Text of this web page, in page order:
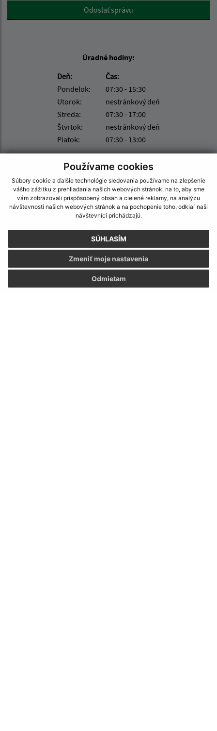
Používame cookies
Súbory cookie a ďalšie technológie sledovania používame na zlepšenie
vášho zážitku z prehliadania našich webových stránok, na to, aby sme
vám zobrazovali prispôsobený obsah a cielené reklamy, na analýzu
návštevnosti našich webových stránok a na pochopenie toho, odkiaľ naši
návštevníci prichádzajú.
SÚHLASÍM
Odmietam
Zmeniť moje nastavenia
Google reCaptcha ResponseOdoslať správu
Úradné hodiny:
Deň:
Čas:
Pondelok:
07:30 - 15:30
Utorok:
nestránkový deň
Streda:
07:30 - 17:00
Štvrtok:
nestránkový deň
Piatok:
07:30 - 13:00
Obecný úrad Bátovce
Bátovce 2
935 03 Bátovce
info@batovce.sk
+421 366 394 102
IČO: 00306771